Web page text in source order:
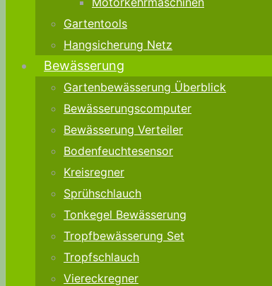
Gartentools
Hangsicherung Netz
Bewässerung
Gartenbewässerung Überblick
Bewässerungscomputer
Bewässerung Verteiler
Bodenfeuchtesensor
Kreisregner
Sprühschlauch
Tonkegel Bewässerung
Tropfbewässerung Set
Tropfschlauch
Viereckregner